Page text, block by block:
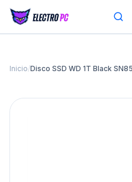
Inicio/Disco SSD WD 1T Black